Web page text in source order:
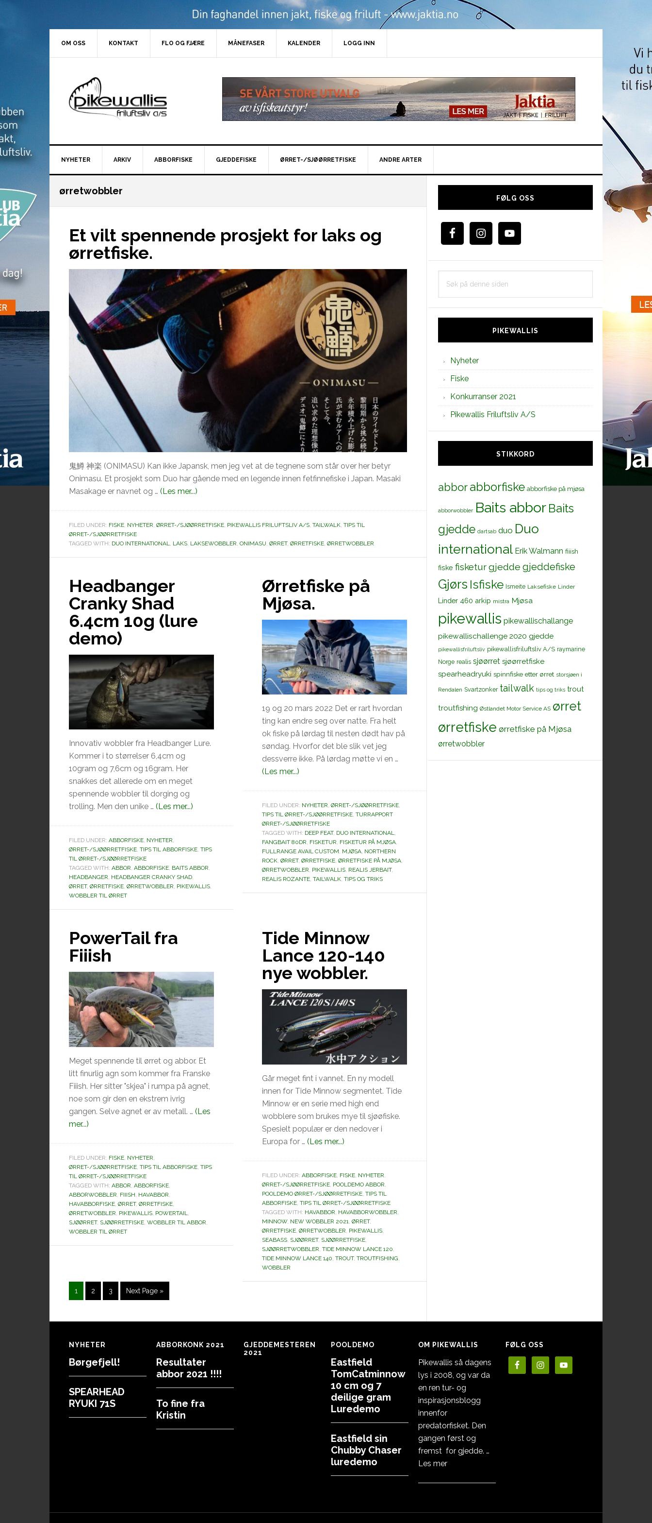
OM OSS KONTAKT FLO OG FJÆRE MÅNEFASER KALENDER LOGG INN
NYHETER ARKIV ABBORFISKE GJEDDEFISKE ØRRET-/SJØØRRETFISKE ANDRE ARTER
ørretwobbler
Et vilt spennende prosjekt for laks og
ørretfiske.
鬼鱒 神楽 (ONIMASU) Kan ikke Japansk, men jeg vet at de tegnene som står over her betyr
Onimasu. Et prosjekt som Duo har gående med en legende innen fetfinnefiske i Japan. Masaki
Masakage er navnet og … (Les mer...)
prosjekt
for
FILED UNDER: FISKE NYHETER ØRRET-/SJØØRRETFISKE PIKEWALLIS FRILUFTSLIV A/S TAILWALK TIPS TIL
ØRRET-/SJØØRRETFISKE
TAGGED WITH: DUO INTERNATIONAL LAKS LAKSEWOBBLER ONIMASU ØRRET, ØRRETFISKE ØRRETWOBBLER
Headbanger
Cranky Shad
6.4cm 10g (lure
demo)
Innovativ wobbler fra Headbanger Lure.
Kommer i to størrelser 6,4cm og
10gram og 7,6cm og 16gram. Her
snakkes det allerede om en meget
spennende wobbler til dorging og
trolling. Men den unike … (Les mer...)
(lure
demo)
FILED UNDER: ABBORFISKE, NYHETER,
ØRRET-/SJØØRRETFISKE, TIPS TIL ABBORFISKE, TIPS
TIL ØRRET-/SJØØRRETFISKE
TAGGED WITH: ABBOR, ABBORFISKE, BAITS ABBOR,
HEADBANGER, HEADBANGER CRANKY SHAD,
ØRRET, ØRRETFISKE, ØRRETWOBBLER, PIKEWALLIS,
WOBBLER TIL ØRRET
Ørretfiske på
Mjøsa.
19 og 20 mars 2022 Det er rart hvordan
ting kan endre seg over natte. Fra helt
ok fiske på lørdag til nesten dødt hav på
søndag. Hvorfor det ble slik vet jeg
dessverre ikke. På lørdag møtte vi en …
(Les mer...)
FILED UNDER: NYHETER,ØRRET-/SJØØRRETFISKE,
TIPS TIL ØRRET-/SJØØRRETFISKE,TURRAPPORT
ØRRET-/SJØØRRETFISKE
TAGGED WITH: DEEP FEAT, DUO INTERNATIONAL,
FANGBAIT 80DR, FISKETUR, FISKETUR PÅ MJØSA,
FULLRANGE AVAIL CUSTOM, MJØSA, NORTHERN
ROCK,ØRRET,ØRRETFISKE,ØRRETFISKE PÅ MJØSA,
ØRRETWOBBLER, PIKEWALLIS, REALIS JERBAIT,
REALIS ROZANTE,TAILWALK,TIPS OG TRIKS
PowerTail fra
Fiiish
Meget spennende til ørret og abbor. Et
litt finurlig agn som kommer fra Franske
Fiiish. Her sitter "skjea" i rumpa på agnet,
noe som gir den en ekstrem ivrig
gangen. Selve agnet er av metall. … (Les
mer...)
FILED UNDER: FISKE NYHETER
ØRRET-/SJØØRRETFISKE TIPS TIL ABBORFISKE TIPS
TIL ØRRET-/SJØØRRETFISKE
TAGGED WITH: ABBOR ABBORFISKE
ABBORWOBBLER FIIISH HAVABBOR
HAVABBORFISKE ØRRET, ØRRETFISKE
ØRRETWOBBLER PIKEWALLIS POWERTAIL
SJØØRRET, SJØØRRETFISKE WOBBLER TIL ABBOR
WOBBLER TIL ØRRET
Tide Minnow
Lance 120-140
nye wobbler.
Går meget fint i vannet. En ny modell
innen for Tide Minnow segmentet. Tide
Minnow er en serie med high end
wobblere som brukes mye til sjøøfiske.
Spesielt populær er den nedover i
Europa for …(Les mer...)
120-
140
nye
wobbler.
FILED UNDER:ABBORFISKE FISKE NYHETER
ØRRET-/SJØØRRETFISKE POOLDEMO ABBOR
POOLDEMO ØRRET-/SJØØRRETFISKE ,TIPS TIL
ABBORFISKE ,TIPS TIL ØRRET-/SJØØRRETFISKE
TAGGED WITH: HAVABBOR HAVABBORWOBBLER
MINNOW, NEW WOBBLER 2021 ,ØRRET,
ØRRETFISKE ,ØRRETWOBBLER PIKEWALLIS
SEABASS SJØØRRET, SJØØRRETFISKE
SJØØRRETWOBBLER ,TIDE MINNOW LANCE 120
TIDE MINNOW LANCE 140 ,TROUT,TROUTFISHING
WOBBLER
Side
1 Side
2 Side
3
Go
to
Next Page »
Hoved
FØLG OSS
PIKEWALLIS
Nyheter
Fiske
Konkurranser 2021
Pikewallis Friluftsliv A/S
STIKKORD
abborabborfiske abborfiske på mjøsa
abborwobbler Baits abbor Baits
gjedde dartsab duo Duo
international Erik Walmann fiiish
fiske fisketurgjedde gjeddefiske
Gjørs Isfiske Ismeite Laksefiske Linder
Linder 460 arkip mistra Mjøsa
pikewallis pikewallischallange
pikewallischallenge 2020 gjedde
pikewallisfriluftsliv pikewallisfriluftsliv A/S raymarine
Norge realis sjøørret sjøørretfiske
spearheadryuki spinnfiske etter ørret storsjøen i
Rendalen Svartzonker tailwalk tips og triks trout
troutfishing Østlandet Motor Service AS ørret
ørretfiske ørretfiske på Mjøsa
ørretwobbler
Footer
NYHETER
Børgefjell!
SPEARHEAD
RYUKI 71S
ABBORKONK 2021
Resultater
abbor 2021 !!!!
To fine fra
Kristin
GJEDDEMESTEREN
2021
POOLDEMO
Eastfield
TomCatminnow
10 cm og 7
deilige gram
Luredemo
Eastfield sin
Chubby Chaser
luredemo
OM PIKEWALLIS
Pikewallis så dagens
lys i 2008, og var da
en ren tur- og
inspirasjonsblogg
innenfor
predatorfisket. Den
gangen først og
fremst for gjedde. …
Les meromOm
FØLG OSS